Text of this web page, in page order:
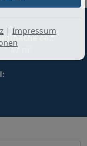
ca.:
47 m²
| Impressum